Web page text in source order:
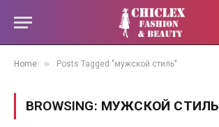
Home » Posts Tagged "мужской стиль"
BROWSING: МУЖСКОЙ СТИЛЬ